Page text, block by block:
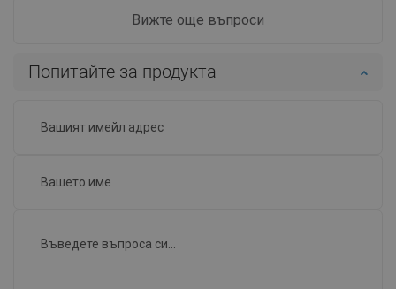
Вижте още въпроси
Попитайте за продукта